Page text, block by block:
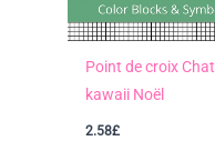
Point de croix Chat
kawaii Noël
2.58£